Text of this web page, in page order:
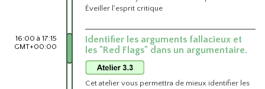
Éveiller l'esprit critique
16:00 à 17:15
GMT+00:00
Identifier les arguments fallacieux et
les "Red Flags" dans un argumentaire.
Cet atelier vous permettra de mieux identifier les